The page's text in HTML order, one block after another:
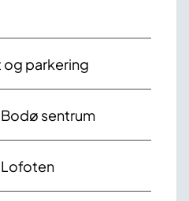
parkering
sentrum